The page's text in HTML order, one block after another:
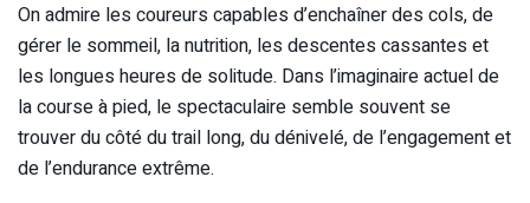
On admire les coureurs capables d’enchaîner des cols, de
gérer le sommeil, la nutrition, les descentes cassantes et
les longues heures de solitude. Dans l’imaginaire actuel de
la course à pied, le spectaculaire semble souvent se
trouver du côté du trail long, du dénivelé, de l’engagement et
de l’endurance extrême.